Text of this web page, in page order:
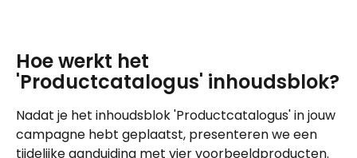
Hoe werkt het
'Productcatalogus' inhoudsblok?
Nadat je het inhoudsblok 'Productcatalogus' in jouw
campagne hebt geplaatst, presenteren we een
tijdelijke aanduiding met vier voorbeeldproducten.